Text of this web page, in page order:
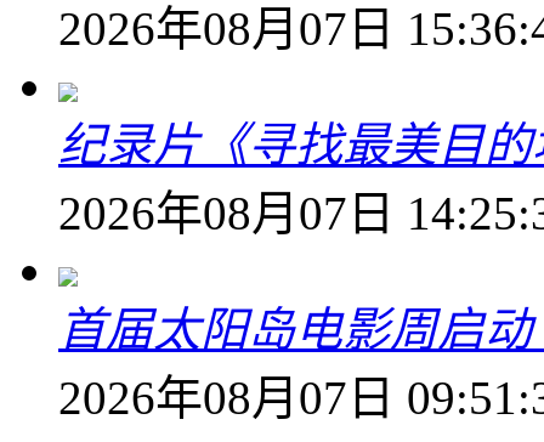
2026年08月07日
纪录片《寻找最美目
2026年08月07日
首届太阳岛电影周启
2026年08月07日